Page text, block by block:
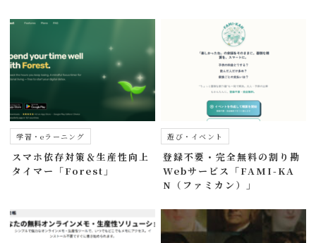
学習・eラーニング
スマホ依存対策＆生産性向上
タイマー「Forest」
遊び・イベント
登録不要・完全無料の割り勘
Webサービス「FAMI-KA
N（ファミカン）」